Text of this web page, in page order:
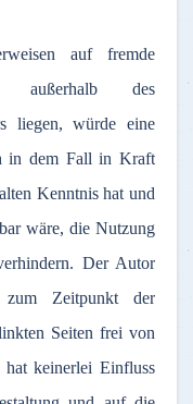
auf
fremde
außerhalb des
liegen,würde eine
indem Fall in Kraft
Kenntnishat und
wäre, die Nutzung
. Der Autor
zum Zeitpunkt
der
Seiten frei von
keinerlei Einfluss